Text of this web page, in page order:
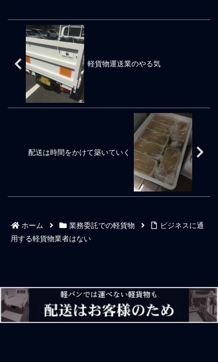
れ込むといった軽貨物配送
業者の例もあります。巷で
はハンドルを握って実直に
配送の仕事をしている軽貨
物ドライバーさんは客観的
に物事を捉えることができ
るので懸念はありません
が、稼ぎではない儲けに目
が眩んでいる軽貨物配送業
者もポツポツといるので、
は聞いている風の軽貨物配
た仕事を1ヶ月や3ヶ月です
貨物ドライバー」だと指を
指されることになり、一度
なドライバー、辞めて周囲
に迷惑をかけるドライバ
ー、これらは悪評が永遠に
付き纏うのは当然の報いと
言えますが、バイトではな
い業務委託という責任ある
立場を履き違
同様に「新人（新入り）」
は誰しもどうしたらいいの
か不安でいっぱいです。配
達や納品や集荷など軽貨物
配送ドライバーの仕事で緊
張感の度合いは人それぞれ
です。特に、新人の立場で
の仕事は身体も精神も神経
もとても疲れやすく、仕事
を覚えながらミスもします
ど経験すればビギナーでも
いでしょう。軽貨物ドライ
技能を身につけながら意欲
的に極めていくのはここか
らです。傲慢にならず、自
バーから指示や支援を受け
ながら、やがて信頼と期待
を得て、徐々に仕事スキル
は「ある程度まで」上達し
いった次元で誰でも構わず
にドライバー求人募集をし
ればするほど実際の配送現
場ではプロ意識の低い軽貨
物ドライバーによる仕事ク
レームが増えてしまい軽貨
物ドライバー全体の評判は
更に悪化する。賃金も低下
している。ドライバーが妙
に増えたり減ったりを繰り
返す軽貨物配送業者は信頼
も信用もできない。ネット
やテレビニュースでも報じ
フリーランス軽貨物ドライ
ぱなしの軽貨物配送会社で
は自社の仕事ではない右か
ら左への多重下請けの仕事
案件を末端の個人ドライバ
軽貨物運送業のやる気
配送は時間をかけて築いていく
ホーム 業務委託での軽貨物
ビジネスに通
用する軽貨物業者はない